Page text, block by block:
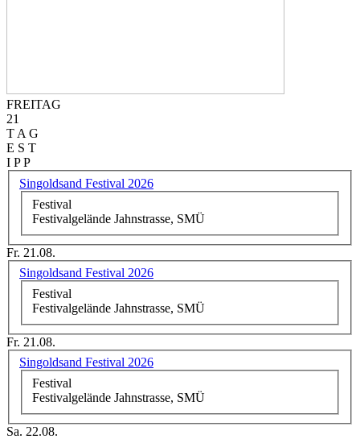
FREITAG
21
T A G
E S T
I P P
Singoldsand Festival 2026
Festival
Festivalgelände Jahnstrasse, SMÜ
Fr. 21.08.
Singoldsand Festival 2026
Festival
Festivalgelände Jahnstrasse, SMÜ
Fr. 21.08.
Singoldsand Festival 2026
Festival
Festivalgelände Jahnstrasse, SMÜ
Sa. 22.08.